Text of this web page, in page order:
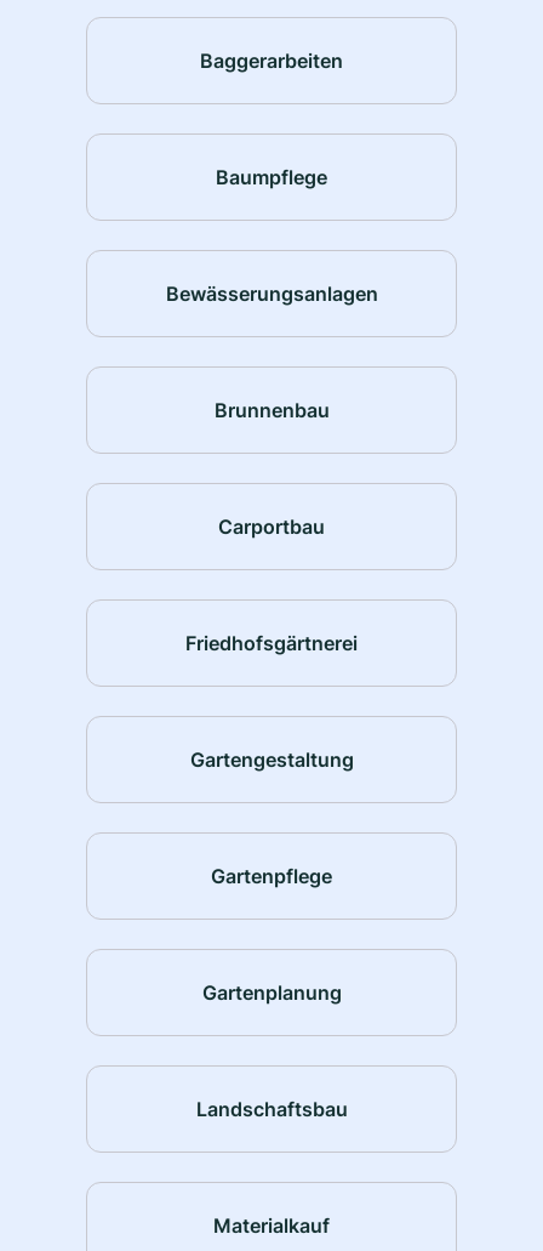
Baggerarbeiten
Baumpflege
Bewässerungsanlagen
Brunnenbau
Carportbau
Friedhofsgärtnerei
Gartengestaltung
Gartenpflege
Gartenplanung
Landschaftsbau
Materialkauf